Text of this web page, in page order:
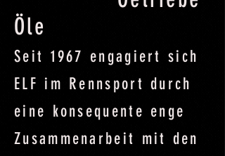
Öle
Seit 1967 engagiert sich
ELF im Rennsport durch
eine konsequente enge
Zusammenarbeit mit den